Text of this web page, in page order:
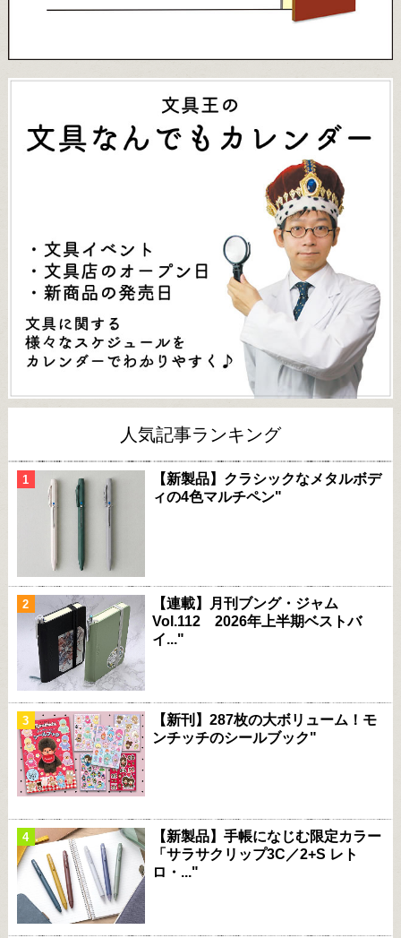
人気記事ランキング
【新製品】クラシックなメタルボデ
ィの4色マルチペン"
【連載】月刊ブング・ジャム
Vol.112 2026年上半期ベストバ
イ..."
【新刊】287枚の大ボリューム！モ
ンチッチのシールブック"
【新製品】手帳になじむ限定カラー
「サラサクリップ3C／2+S レト
ロ・..."